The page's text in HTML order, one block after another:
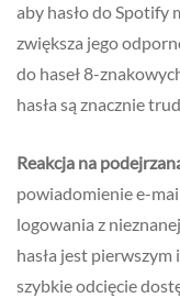
aby hasło do Spotify
zwiększa jego
do haseł 8-
hasła są znacznie
Reakcja na
powiadomienie e-
logowania z
hasła jest
szybkie odcięcie